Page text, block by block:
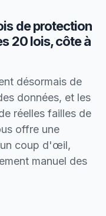
de protection
20 lois, côte à
désormais de
données, et les
réelles failles de
offre une
un coup d'œil,
manuel des